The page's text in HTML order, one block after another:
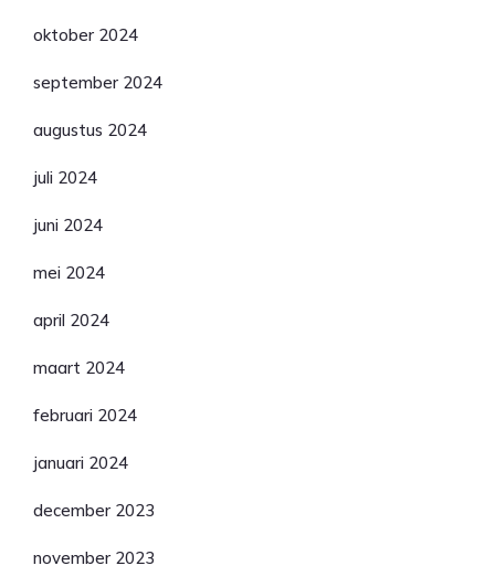
oktober 2024
september 2024
augustus 2024
juli 2024
juni 2024
mei 2024
april 2024
maart 2024
februari 2024
januari 2024
december 2023
november 2023